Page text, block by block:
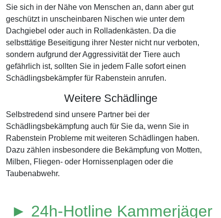
Sie sich in der Nähe von Menschen an, dann aber gut
geschützt in unscheinbaren Nischen wie unter dem
Dachgiebel oder auch in Rolladenkästen. Da die
selbsttätige Beseitigung ihrer Nester nicht nur verboten,
sondern aufgrund der Aggressivität der Tiere auch
gefährlich ist, sollten Sie in jedem Falle sofort einen
Schädlingsbekämpfer für Rabenstein anrufen.
Weitere Schädlinge
Selbstredend sind unsere Partner bei der
Schädlingsbekämpfung auch für Sie da, wenn Sie in
Rabenstein Probleme mit weiteren Schädlingen haben.
Dazu zählen insbesondere die Bekämpfung von Motten,
Milben, Fliegen- oder Hornissenplagen oder die
Taubenabwehr.
► 24h-Hotline Kammerjäger